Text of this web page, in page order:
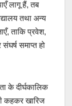
लागू हैं, तब
तथा अन्य
ताकि प्रवेश,
समाप्त हो
के दीर्घकालिक
कहकर खारिज